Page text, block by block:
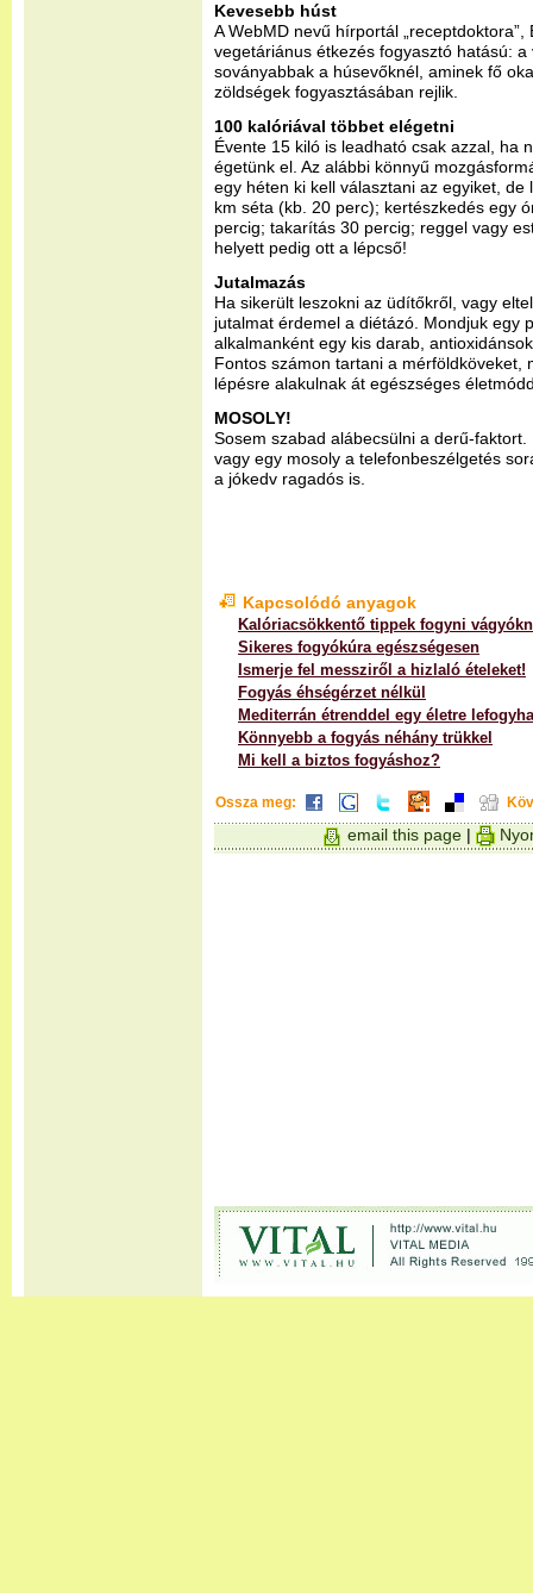
Kevesebb húst
A WebMD nevű hírportál
vegetáriánus étkezés fogyasztó hatású:
soványabbak a húsevőknél, aminek fő
zöldségek fogyasztásában rejlik.
100 kalóriával többet elégetni
Évente 15 kiló is leadható csak azzal, ha
égetünk el. Az alábbi könnyű
egy héten ki kell választani az egyiket,
km séta (kb. 20 perc); kertészkedés egy
percig; takarítás 30 percig; reggel vagy
helyett pedig ott a lépcső!
Jutalmazás
Ha sikerült leszokni az üdítőkről, vagy
jutalmat érdemel a diétázó. Mondjuk
alkalmanként egy kis darab,
Fontos számon tartani a mérföldköveket,
lépésre alakulnak át egészséges
MOSOLY!
Sosem szabad alábecsülni a derű-
vagy egy mosoly a telefonbeszélgetés
a jókedv ragadós is.
Kapcsolódó anyagok
Kalóriacsökkentő tippek fogyni
Sikeres fogyókúra egészségesen
Ismerje fel messziről a hizlaló ételeket!
Fogyás éhségérzet nélkül
Mediterrán étrenddel egy életre
Könnyebb a fogyás néhány trükkel
Mi kell a biztos fogyáshoz?
Ossza meg:
email this page|